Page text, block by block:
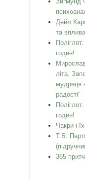
Дейл
та
годин!
літа.
мудреця
радості"
годин!
Чакри і
Т.Б.
365